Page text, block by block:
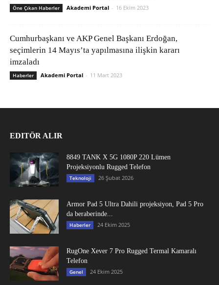
Öne Çıkan Haberler Akademi Portal - 16 Ekim 2023
Cumhurbaşkanı ve AKP Genel Başkanı Erdoğan,
seçimlerin 14 Mayıs’ta yapılmasına ilişkin kararı
imzaladı
Haberler Akademi Portal - 11 Mart 2023
EDITÖR ALIR
8849 TANK X 5G 1080P 220 Lümen
Projeksiyonlu Rugged Telefon
Teknoloji 26 Şubat 2026
Armor Pad 5 Ultra Dahili projeksiyon, Pad 5 Pro
da beraberinde...
Haberler 24 Ekim 2025
RugOne Xever 7 Pro Rugged Termal Kamaralı
Telefon
Genel 24 Ekim 2025